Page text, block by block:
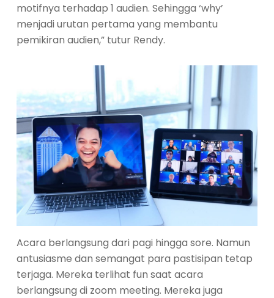
motifnya terhadap 1 audien. Sehingga ‘why’
menjadi urutan pertama yang membantu
pemikiran audien,” tutur Rendy.
Acara berlangsung dari pagi hingga sore. Namun
antusiasme dan semangat para pastisipan tetap
terjaga. Mereka terlihat fun saat acara
berlangsung di zoom meeting. Mereka juga